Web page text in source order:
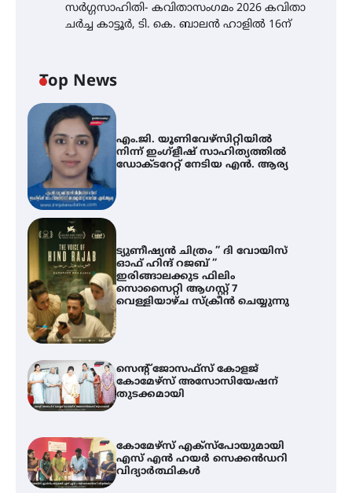
സർഗ്ഗസാഹിതി- കവിതാസംഗമം 2026 കവിതാ
ചർച്ച കാട്ടൂർ, ടി. കെ. ബാലൻ ഹാളിൽ 16ന്
Top News
എം.ജി. യൂണിവേഴ്‌സിറ്റിയിൽ
നിന്ന് ഇംഗ്ളീഷ് സാഹിത്യത്തിൽ
ഡോക്ടറേറ്റ് നേടിയ എൻ. ആര്യ
ട്യുണീഷ്യൻ ചിത്രം ” ദി വോയിസ്
ഓഫ് ഹിന്ദ് റജബ് ”
ഇരിങ്ങാലക്കുട ഫിലിം
സൊസൈറ്റി ആഗസ്റ്റ് 7
വെള്ളിയാഴ്ച സ്‌ക്രീൻ ചെയ്യുന്നു
സെന്റ് ജോസഫ്സ് കോളജ്
കോമേഴ്‌സ് അസോസിയേഷന്
തുടക്കമായി
കോമേഴ്സ് എക്സ്പോയുമായി
എസ് എൻ ഹയർ സെക്കൻഡറി
വിദ്യാർത്ഥികൾ